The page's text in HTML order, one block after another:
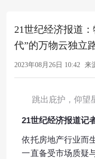
21世纪经济报道
代”的万物云独立
2023年08月26日 10:42 来
跳出庇护，仰望
21世纪经济报道记
依托房地产行业而
一直备受市场质疑